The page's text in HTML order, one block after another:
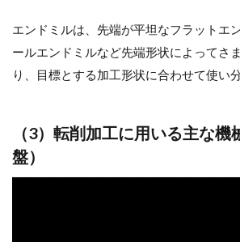
エンドミルは、先端が平坦なフラットエ
ールエンドミルなど先端形状によってさ
り、目標とする加工形状に合わせて使い
（3）転削加工に用いる主な機
盤）